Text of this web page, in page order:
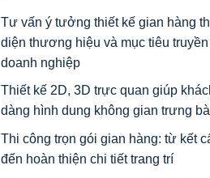
Tư vấn ý tưởng thiết kế gian hàng
diện thương hiệu và mục tiêu
doanh nghiệp
Thiết kế 2D, 3D trực quan giúp
dàng hình dung không gian trưng
Thi công trọn gói gian hàng: từ kết
đến hoàn thiện chi tiết trang trí